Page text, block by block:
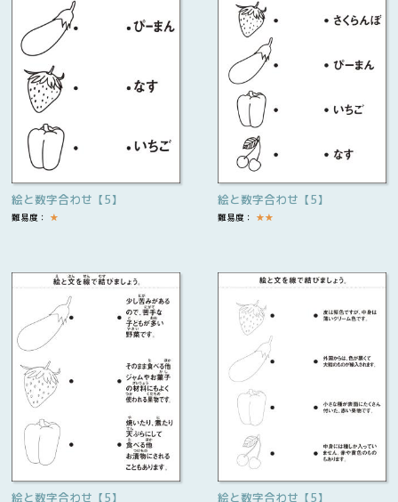
絵と数字合わせ【5】
難易度： ★
絵と数字合わせ【5】
難易度： ★★
絵と数字合わせ【5】 絵と数字合わせ【5】